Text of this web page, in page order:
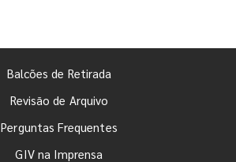
Balcões de Retirada
Revisão de Arquivo
Perguntas Frequentes
GIV na Imprensa